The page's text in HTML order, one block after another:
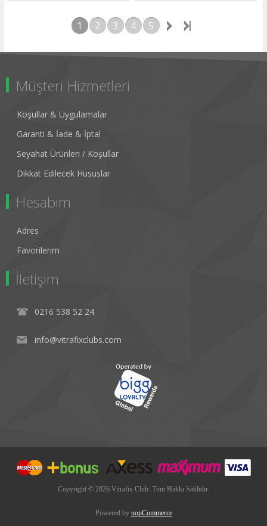
1 2 3 4 5
Müşteri Hizmetleri
Koşullar & Uygulamalar
Garanti & İade & İptal
Seyahat Ürünleri / Koşullar
Dikkat Edilecek Hususlar
Hesabım
Adres
Favorilerim
İletişim
0216 538 52 24
info@vitrafixclubs.com
Copyright © 2026 Vitrafix Club. Tüm Hakkı Saklıdır.
Powered by nopCommerce